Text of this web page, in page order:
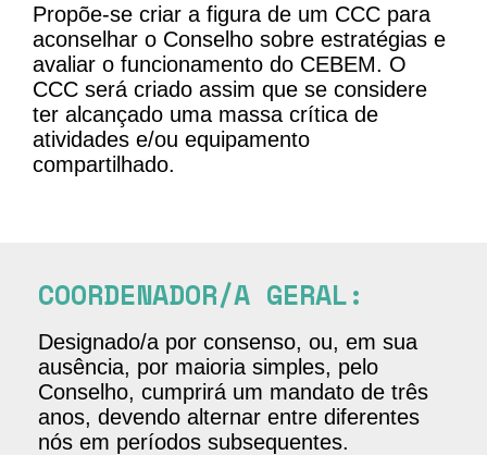
Propõe-se criar a figura de um CCC para
aconselhar o Conselho sobre estratégias e
avaliar o funcionamento do CEBEM. O
CCC será criado assim que se considere
ter alcançado uma massa crítica de
atividades e/ou equipamento
compartilhado.
COORDENADOR/A GERAL:
Designado/a por consenso, ou, em sua
ausência, por maioria simples, pelo
Conselho, cumprirá um mandato de três
anos, devendo alternar entre diferentes
nós em períodos subsequentes.